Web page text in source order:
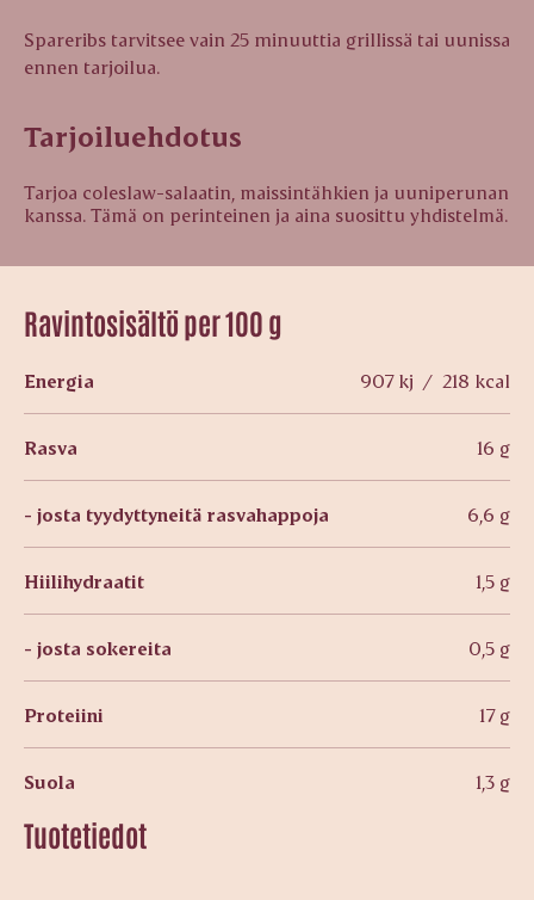
Ravintosisältö per 100 g
Energia 907 kj / 218 kcal
Rasva 16 g
- josta tyydyttyneitä rasvahappoja 6,6 g
Hiilihydraatit 1,5 g
- josta sokereita 0,5 g
Proteiini 17 g
Suola 1,3 g
Tuotetiedot
Spareribs tarvitsee vain 25 minuuttia grillissä tai uunissa
ennen tarjoilua.
Tarjoiluehdotus
Tarjoa coleslaw-salaatin, maissintähkien ja uuniperunan
kanssa. Tämä on perinteinen ja aina suosittu yhdistelmä.